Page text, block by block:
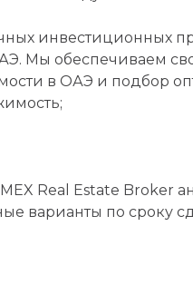
инвестиционных
Мы обеспечиваем
в ОАЭ и подбор
Real Estate Broker
варианты по сроку